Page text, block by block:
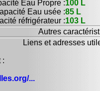
Eau Propre :100 L
Eau usée :85 L
réfrigérateur :103 L
Autres
Liens et adresses
:
...